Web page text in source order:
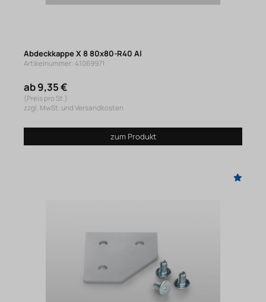
Abdeckkappe X 8 80x80-R40 Al
Artikelnummer: 41069971
ab 9,35 €
(Preis pro St.)
zzgl. MwSt. und Versandkosten
zum Produkt